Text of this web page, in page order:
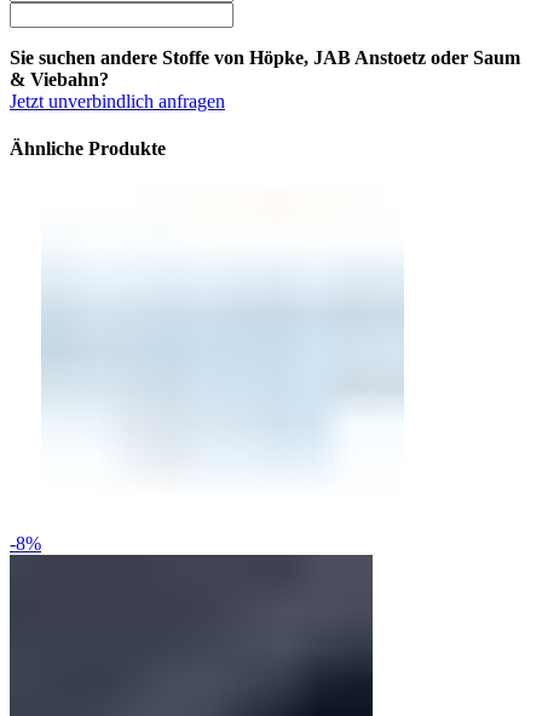
Sie suchen andere Stoffe von Höpke, JAB Anstoetz oder Saum
& Viebahn?
Jetzt unverbindlich anfragen
Ähnliche Produkte
-8%